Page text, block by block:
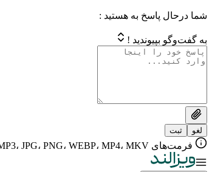
شما درحال پاسخ به هستید :
به گفت‌وگو بپیوندید !
لغو ثبت
فرمت‌های MP3، JPG، PNG، WEBP، MP4، MKV تا ۱۰ مگابایت